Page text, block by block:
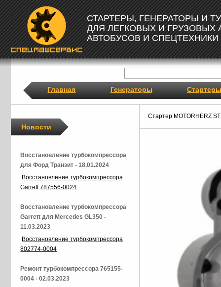
СТАРТЕРЫ, ГЕНЕРАТОРЫ И
ДЛЯ ЛЕГКОВЫХ И ГРУЗОВЫХ
АВТОБУСОВ И СПЕЦТЕХНИКИ
Главная Генераторы Стартеры
Стартер MOTORHERZ
Новости
Восстановление турбокомпрессора
для Форд Транзит - 18.01.2024
Восстановление турбокомпрессора
Garrett 787556-0024
Восстановление турбокомпрессора
Garrett для Mercedes GL350 -
11.03.2023
Восстановление турбокомпрессора
802774-0004
Ремонт турбокомпрессора 765155-
0004 - 02.03.2023